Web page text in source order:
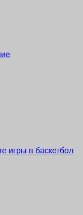
игры в баскетбол